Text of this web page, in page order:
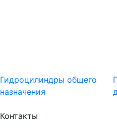
Гидроцилиндры общего
назначения
Контакты